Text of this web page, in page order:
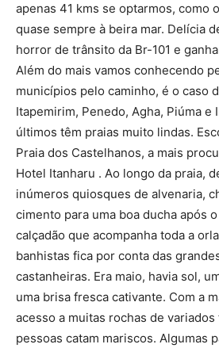
apenas 41 kms se optarmos, como
quase sempre à beira mar. Delícia
horror de trânsito da Br-101 e
Além do mais vamos conhecendo
municípios pelo caminho, é o caso
Itapemirim, Penedo, Agha, Piúma e
últimos têm praias muito lindas.
Praia dos Castelhanos, a mais
Hotel Itanharu . Ao longo da praia,
inúmeros quiosques de alvenaria,
cimento para uma boa ducha após
calçadão que acompanha toda a
banhistas fica por conta das
castanheiras. Era maio, havia sol,
uma brisa fresca cativante. Com a
acesso a muitas rochas de
pessoas catam mariscos. Algumas